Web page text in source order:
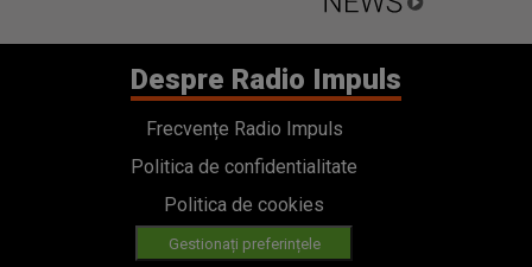
Despre Radio Impuls
Frecvențe Radio Impuls
Politica de confidentialitate
Politica de cookies
Gestionați preferințele